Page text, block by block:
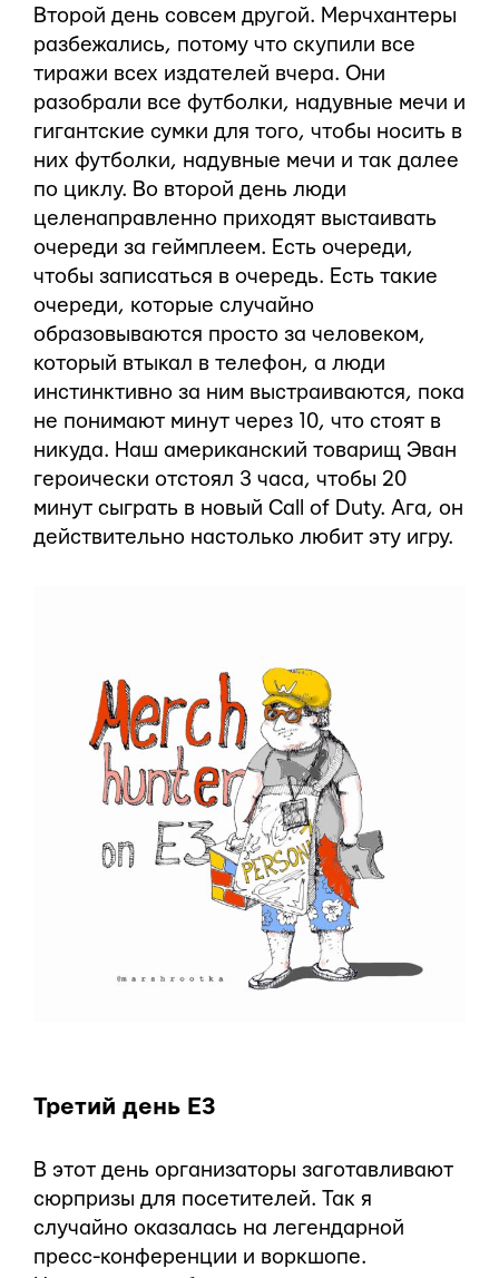
Второй день совсем другой. Мерчхантеры
разбежались, потому что скупили все
тиражи всех издателей вчера. Они
разобрали все футболки, надувные мечи и
гигантские сумки для того, чтобы носить в
них футболки, надувные мечи и так далее
по циклу. Во второй день люди
целенаправленно приходят выстаивать
очереди за геймплеем. Есть очереди,
чтобы записаться в очередь. Есть такие
очереди, которые случайно
образовываются просто за человеком,
который втыкал в телефон, а люди
инстинктивно за ним выстраиваются, пока
не понимают минут через 10, что стоят в
никуда. Наш американский товарищ Эван
героически отстоял 3 часа, чтобы 20
минут сыграть в новый Call of Duty. Ага, он
действительно настолько любит эту игру.
Третий день Е3
В этот день организаторы заготавливают
сюрпризы для посетителей. Так я
случайно оказалась на легендарной
пресс-конференции и воркшопе.